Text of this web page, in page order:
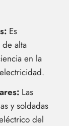
Es
alta
en la
Las
y soldadas
del